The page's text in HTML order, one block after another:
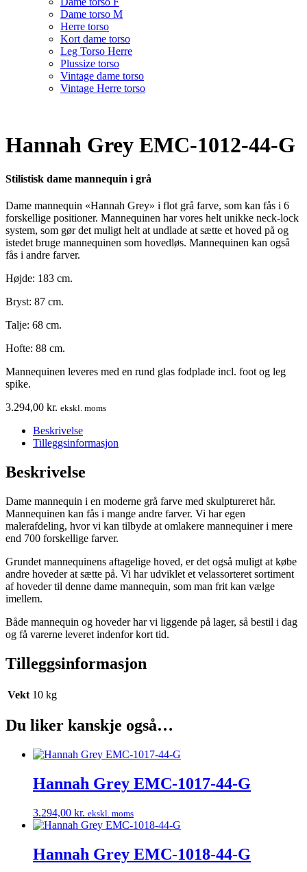
Dame torso M
Herre torso
Kort dame torso
Leg Torso Herre
Plussize torso
Vintage dame torso
Vintage Herre torso
Hannah Grey EMC-1012-44-G
Stilistisk dame mannequin i grå
Dame mannequin «Hannah Grey» i flot grå farve, som kan fås i 6
forskellige positioner. Mannequinen har vores helt unikke neck-lock
system, som gør det muligt helt at undlade at sætte et hoved på og
istedet bruge mannequinen som hovedløs. Mannequinen kan også
fås i andre farver.
Højde: 183 cm.
Bryst: 87 cm.
Talje: 68 cm.
Hofte: 88 cm.
Mannequinen leveres med en rund glas fodplade incl. foot og leg
spike.
3.294,00 kr. ekskl. moms
Beskrivelse
Tilleggsinformasjon
Beskrivelse
Dame mannequin i en moderne grå farve med skulptureret hår.
Mannequinen kan fås i mange andre farver. Vi har egen
malerafdeling, hvor vi kan tilbyde at omlakere mannequiner i mere
end 700 forskellige farver.
Grundet mannequinens aftagelige hoved, er det også muligt at købe
andre hoveder at sætte på. Vi har udviklet et velassorteret sortiment
af hoveder til denne dame mannequin, som man frit kan vælge
imellem.
Både mannequin og hoveder har vi liggende på lager, så bestil i dag
og få varerne leveret indenfor kort tid.
Tilleggsinformasjon
Vekt 10 kg
Du liker kanskje også…
Hannah Grey EMC-1017-44-G
3.294,00 kr. ekskl. moms
Hannah Grey EMC-1018-44-G